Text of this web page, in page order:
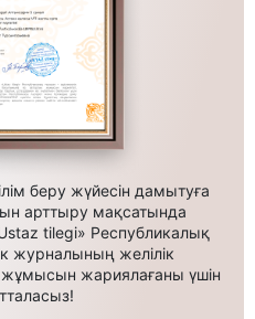
беру жүйесін дамытуға
арттыру мақсатында
tilegi» Республикалық
журналының желілік
жариялағаны үшін